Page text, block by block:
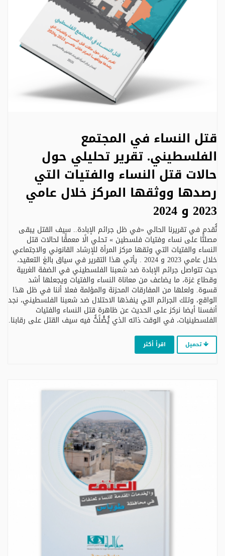
قتل النساء في المجتمع
الفلسطيني. تقرير تحليلي حول
حالات قتل النساء والفتيات التي
رصدها ووثقها المركز خلال عامي
2023 و 2024
نُُقدم في تقريرنا الحالي «في ظل جرائم الإبادة.. سيف القتل يبقى
مصلتًًا على نساء وفتيات فلسطين » تحلي الًا معمقًًا لحالات قتل
النساء والفتيات التي وثقها مركز المرأة للإرشاد القانوني والاجتماعي
خلال عامي 2023 و 2024 . يأتي هذا التقرير في سياق بالغ التعقيد،
حيث تتواصل جرائم الإبادة ضد شعبنا الفلسطيني في الضفة الغربية
وقطاع غزة، ما يضاعف من معاناة النساء والفتيات ويجعلها أشد
قسوة. ولعلها من المفارقات المحزنة والمؤلمة فعلا أننا في ظل هذا
الواقع، وتلك الجرائم التي ينفذها الاحتلال ضد شعبنا الفلسطيني، نجد
أنفسنا أيضا نركز على الحديث عن ظاهرة قتل النساء والفتيات
الفلسطينيات، في الوقت ذاته الذي يُُصْْلََتُُ فيه سيف القتل على رقابنا.
تحميل اقرأ أكثر